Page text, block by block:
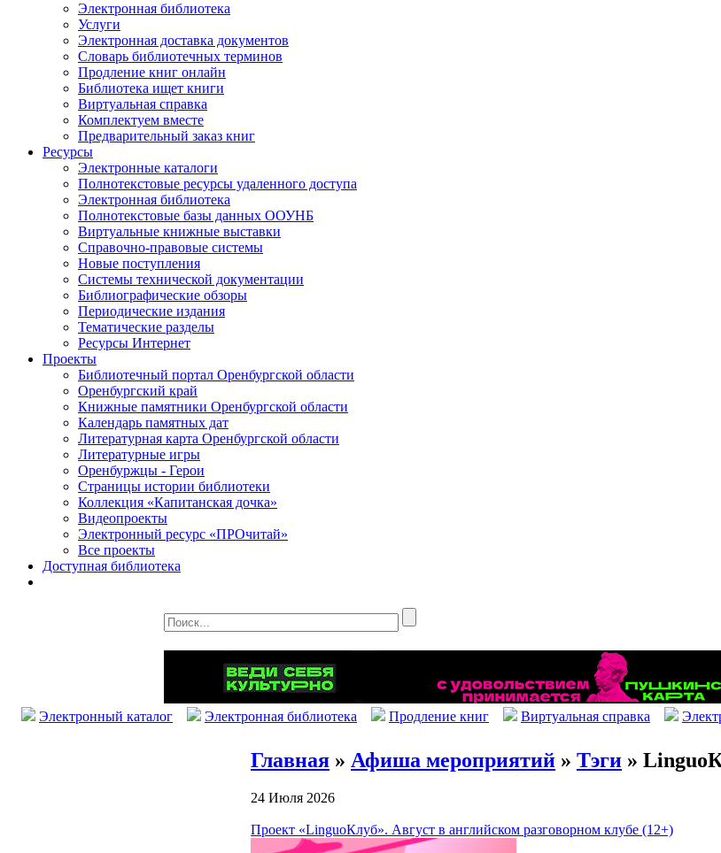
Электронная библиотека
Услуги
Электронная доставка документов
Словарь библиотечных терминов
Продление книг онлайн
Библиотека ищет книги
Виртуальная справка
Комплектуем вместе
Предварительный заказ книг
Ресурсы
Электронные каталоги
Полнотекстовые ресурсы удаленного доступа
Электронная библиотека
Полнотекстовые базы данных ООУНБ
Виртуальные книжные выставки
Справочно-правовые системы
Новые поступления
Cистемы технической документации
Библиографические обзоры
Периодические издания
Тематические разделы
Ресурсы Интернет
Проекты
Библиотечный портал Оренбургской области
Оренбургский край
Книжные памятники Оренбургской области
Календарь памятных дат
Литературная карта Оренбургской области
Литературные игры
Оренбуржцы - Герои
Страницы истории библиотеки
Коллекция «Капитанская дочка»
Видеопроекты
Электронный ресурс «ПРОчитай»
Все проекты
Доступная библиотека
Электронный каталог Электронная библиотека Продление книг Виртуальная справка
Главная » Афиша мероприятий » Тэги »
24 Июля 2026
Проект «LinguoКлуб». Август в английском разговорном клубе (12+)